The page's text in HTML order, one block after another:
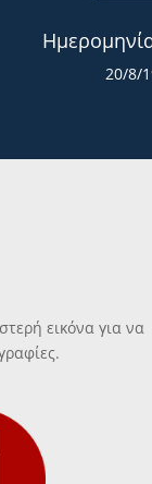
20/8/
εικόνα για να